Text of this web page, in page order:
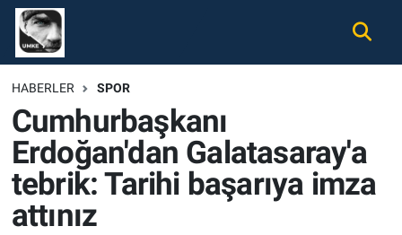
HABERLER SPOR
Cumhurbaşkanı
Erdoğan'dan Galatasaray'a
tebrik: Tarihi başarıya imza
attınız
Gündem
Ekonomi
Spor
Magazin
Nöbetçi Eczaneler
Hava Durumu
Namaz Vakitleri
Trafik Durumu